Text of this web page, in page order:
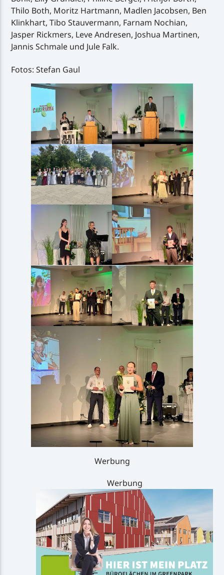
Thilo Both, Moritz Hartmann, Madlen Jacobsen, Ben
Klinkhart, Tibo Stauvermann, Farnam Nochian,
Jasper Rickmers, Leve Andresen, Joshua Martinen,
Jannis Schmale und Jule Falk.
Fotos: Stefan Gaul
Werbung
Werbung